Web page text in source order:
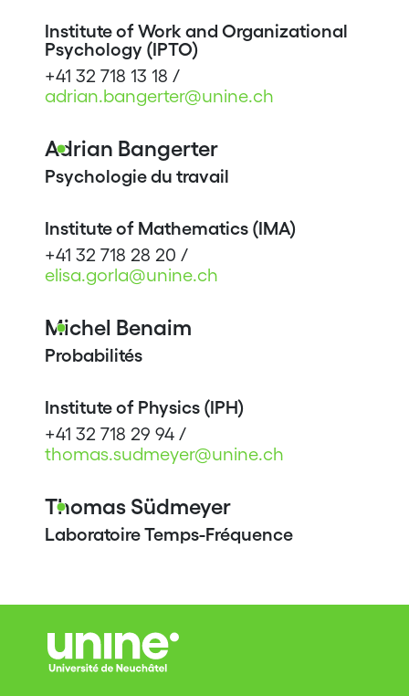
Institute of Work and Organizational
Psychology (IPTO)
+41 32 718 13 18 /
adrian.bangerter@unine.ch
Adrian Bangerter
Psychologie du travail
Institute of Mathematics (IMA)
+41 32 718 28 20 /
elisa.gorla@unine.ch
Michel Benaim
Probabilités
Institute of Physics (IPH)
+41 32 718 29 94 /
thomas.sudmeyer@unine.ch
Thomas Südmeyer
Laboratoire Temps-Fréquence